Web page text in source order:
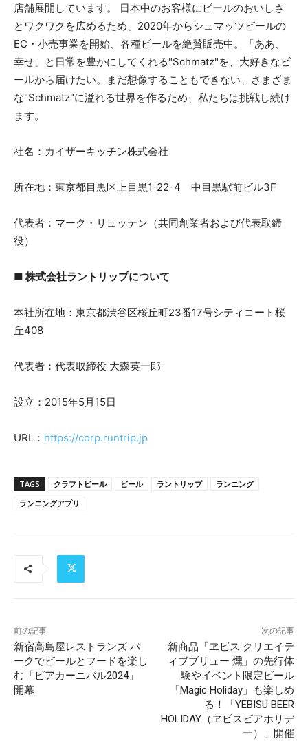
店舗展開しています。 日本中のお客様にビールのおいしさ
とワクワクを広めるため、2020年からシュマッツビールの
EC・小売事業を開始、各種ビールを絶賛販売中。「ああ、
幸せ」と日常を豊かにしてくれる"Schmatz"を、大好きなビ
ールから届けたい。まだ想像することもできない、さまざま
な"Schmatz"に溢れる世界を作るため、私たちは挑戦し続け
ます。
社名：カイザーキッチン株式会社
所在地：東京都目黒区上目黒1-22-4 中目黒駅前ビル3F
代表者：マーク・リュッテン（共同創業者および代表取締
役）
■ 株式会社ラントリップについて
本社所在地：東京都渋谷区桜丘町23番17号シティコート桜
丘408
代表者：代表取締役 大森英一郎
設立：2015年5月15日
URL： https://corp.runtrip.jp
TAGS クラフトビール ビール ラントリップ
ランニング
ランニングアプリ
前の記事
新宿高島屋レストランズ パ
ークでビールとフードを楽し
む「ビアカーニバル2024」
開幕
次の記事
新商品「ヱビス クリエイテ
ィブブリュー 燻」の先行体
験やイベント限定ビール
「Magic Holiday」も楽しめ
る！「YEBISU BEER
HOLIDAY（ヱビスビアホリデ
ー）」開催